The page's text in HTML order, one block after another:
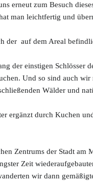
erneut zum Besuch
man leichtfertig und
der auf dem Areal
der einstigen Schlösser
Und so sind auch
Wälder und
ergänzt durch Kuchen
Zentrums der Stadt am
Zeit
wir dann